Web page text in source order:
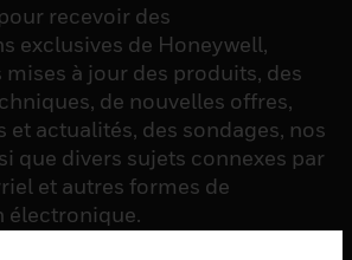
recevoir des
exclusives de Honeywell,
à jour des produits, des
de nouvelles offres,
et actualités, des sondages, nos
que divers sujets connexes par
et autres formes de
électronique.